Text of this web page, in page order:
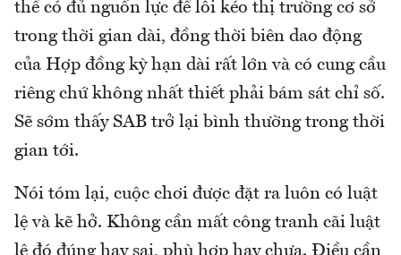
thể có đủ nguồn lực để lôi kéo thị trường cơ sở
trong thời gian dài, đồng thời biên dao động
của Hợp đồng kỳ hạn dài rất lớn và có cung cầu
riêng chứ không nhất thiết phải bám sát chỉ số.
Sẽ sớm thấy SAB trở lại bình thường trong thời
gian tới.
Nói tóm lại, cuộc chơi được đặt ra luôn có luật
lệ và kẽ hở. Không cần mất công tranh cãi luật
lệ đó đúng hay sai, phù hợp hay chưa. Điều cần